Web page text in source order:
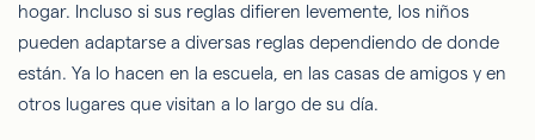
hogar. Incluso si sus reglas difieren levemente, los niños
pueden adaptarse a diversas reglas dependiendo de donde
están. Ya lo hacen en la escuela, en las casas de amigos y en
otros lugares que visitan a lo largo de su día.